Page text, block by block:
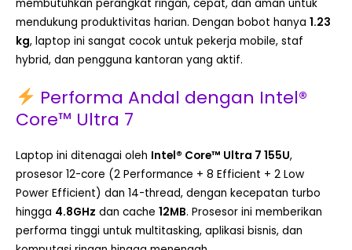
membutuhkan perangkat ringan, cepat, dan aman untuk
mendukung produktivitas harian. Dengan bobot hanya 1.23
kg, laptop ini sangat cocok untuk pekerja mobile, staf
hybrid, dan pengguna kantoran yang aktif.
Performa Andal dengan Intel®
Core™ Ultra 7
Laptop ini ditenagai oleh Intel® Core™ Ultra 7 155U,
prosesor 12-core (2 Performance + 8 Efficient + 2 Low
Power Efficient) dan 14-thread, dengan kecepatan turbo
hingga 4.8GHz dan cache 12MB. Prosesor ini memberikan
performa tinggi untuk multitasking, aplikasi bisnis, dan